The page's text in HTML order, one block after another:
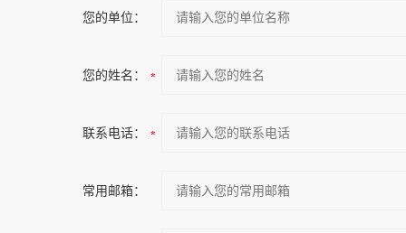
您的单位：
您的姓名：
联系电话：
常用邮箱：